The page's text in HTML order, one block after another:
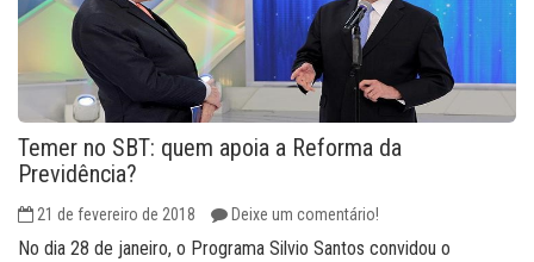
Temer no SBT: quem apoia a Reforma da
Previdência?
21 de fevereiro de 2018 Deixe um comentário!
No dia 28 de janeiro, o Programa Silvio Santos convidou o